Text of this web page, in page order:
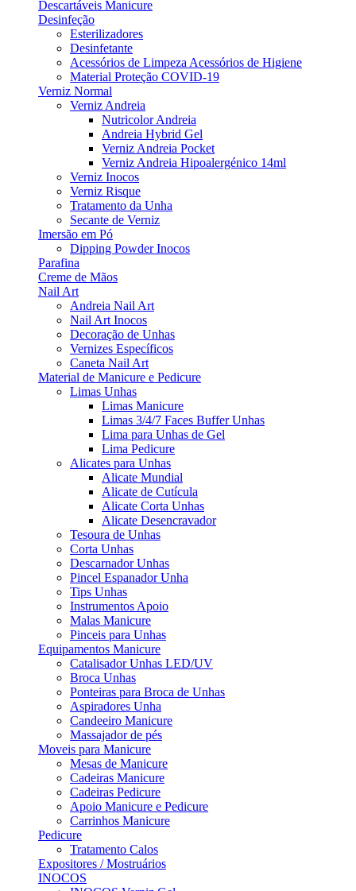
Descartáveis Manicure
Desinfeção
Esterilizadores
Desinfetante
Acessórios de Limpeza Acessórios de Higiene
Material Proteção COVID-19
Verniz Normal
Verniz Andreia
Nutricolor Andreia
Andreia Hybrid Gel
Verniz Andreia Pocket
Verniz Andreia Hipoalergénico 14ml
Verniz Inocos
Verniz Risque
Tratamento da Unha
Secante de Verniz
Imersão em Pó
Dipping Powder Inocos
Parafina
Creme de Mãos
Nail Art
Andreia Nail Art
Nail Art Inocos
Decoração de Unhas
Vernizes Específicos
Caneta Nail Art
Material de Manicure e Pedicure
Limas Unhas
Limas Manicure
Limas 3/4/7 Faces Buffer Unhas
Lima para Unhas de Gel
Lima Pedicure
Alicates para Unhas
Alicate Mundial
Alicate de Cutícula
Alicate Corta Unhas
Alicate Desencravador
Tesoura de Unhas
Corta Unhas
Descarnador Unhas
Pincel Espanador Unha
Tips Unhas
Instrumentos Apoio
Malas Manicure
Pinceis para Unhas
Equipamentos Manicure
Catalisador Unhas LED/UV
Broca Unhas
Ponteiras para Broca de Unhas
Aspiradores Unha
Candeeiro Manicure
Massajador de pés
Moveis para Manicure
Mesas de Manicure
Cadeiras Manicure
Cadeiras Pedicure
Apoio Manicure e Pedicure
Carrinhos Manicure
Pedicure
Tratamento Calos
Expositores / Mostruários
INOCOS